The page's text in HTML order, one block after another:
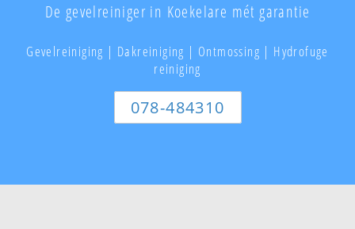
De gevelreiniger in Koekelare mét garantie
Gevelreiniging | Dakreiniging | Ontmossing | Hydrofuge
reiniging
078-484310